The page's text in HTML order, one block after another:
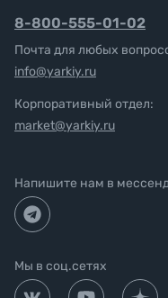
8-800-555-01-02
Почта для любых
info@yarkiy.ru
Корпоративный отдел:
market@yarkiy.ru
Напишите нам в
Мы в соц.сетях